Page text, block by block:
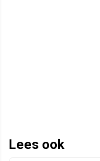
Lees ook